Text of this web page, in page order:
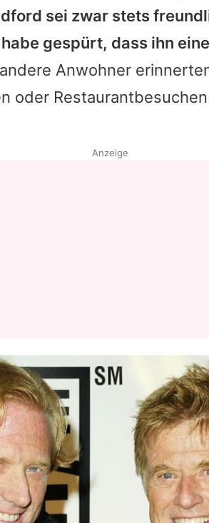
Datenschutzerklärung
Nutzungsbedingungen
sei zwar stets
gespürt, dass ihn
Anwohner
oder
Anzeige